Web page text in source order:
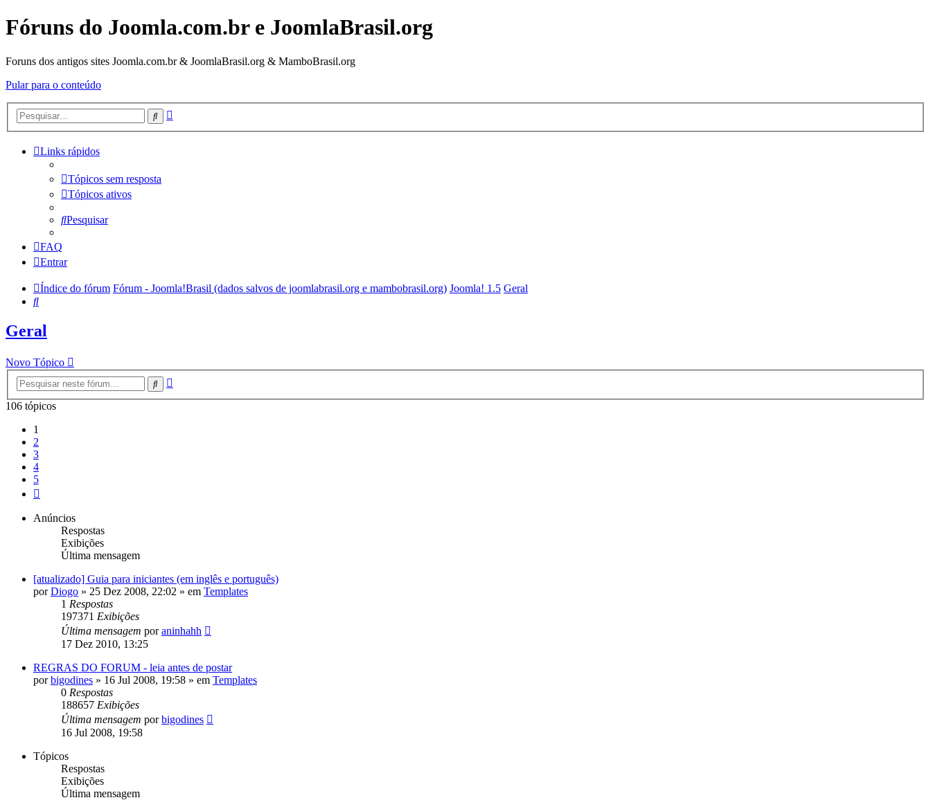
Fóruns do Joomla.com.br e JoomlaBrasil.org
Foruns dos antigos sites Joomla.com.br & JoomlaBrasil.org & MamboBrasil.org
Pular para o conteúdo
Pesquisar
Links rápidos
Tópicos sem resposta
Tópicos ativos
Pesquisar
FAQ
Entrar
Índice do fórum Fórum - Joomla!Brasil (dados salvos de joomlabrasil.org e mambobrasil.org) Joomla! 1.5 Geral
Pesquisar
Geral
Novo Tópico
Pesquisar
106 tópicos
1
2
3
4
5
Anúncios
Respostas
Exibições
Última mensagem
[atualizado] Guia para iniciantes (em inglês e português)
porDiogo » 25 Dez 2008, 22:02 » em Templates
1 Respostas
197371 Exibições
Última mensagem poraninhahh
17 Dez 2010, 13:25
REGRAS DO FORUM - leia antes de postar
porbigodines » 16 Jul 2008, 19:58 » em Templates
0 Respostas
188657 Exibições
Última mensagem porbigodines
16 Jul 2008, 19:58
Tópicos
Respostas
Exibições
Última mensagem